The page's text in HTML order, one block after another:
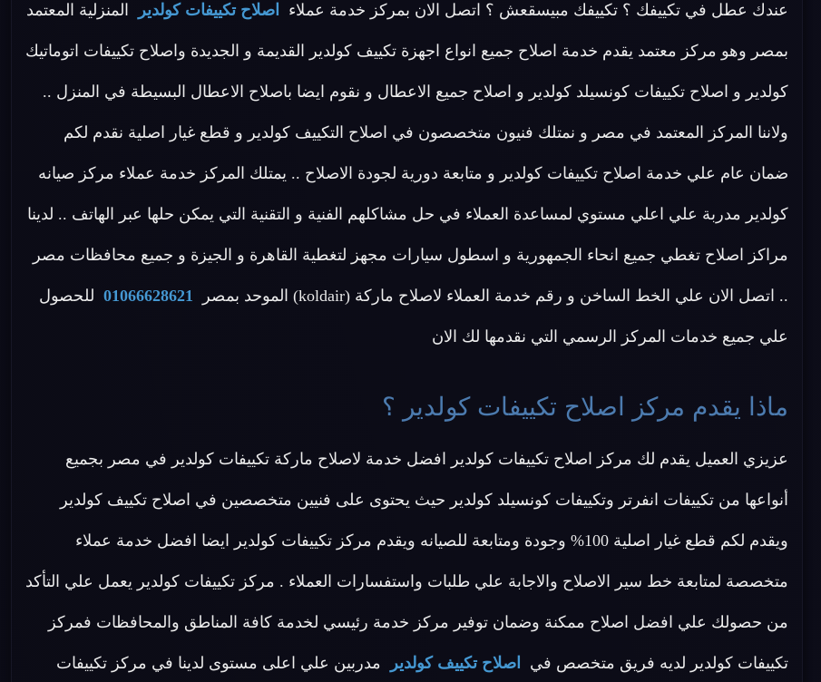
عندك عطل في تكييفك ؟ تكييفك مبيسقعش ؟ اتصل الان بمركز خدمة عملاء اصلاح تكييفات كولدير المنزلية المعتمد
بمصر وهو مركز معتمد يقدم خدمة اصلاح جميع انواع اجهزة تكييف كولدير القديمة و الجديدة واصلاح تكييفات اتوماتيك
كولدير و اصلاح تكييفات كونسيلد كولدير و اصلاح جميع الاعطال و نقوم ايضا باصلاح الاعطال البسيطة في المنزل ..
ولاننا المركز المعتمد في مصر و نمتلك فنيون متخصصون في اصلاح التكييف كولدير و قطع غيار اصلية نقدم لكم
ضمان عام علي خدمة اصلاح تكييفات كولدير و متابعة دورية لجودة الاصلاح .. يمتلك المركز خدمة عملاء مركز صيانه
كولدير مدربة علي اعلي مستوي لمساعدة العملاء في حل مشاكلهم الفنية و التقنية التي يمكن حلها عبر الهاتف .. لدينا
مراكز اصلاح تغطي جميع انحاء الجمهورية و اسطول سيارات مجهز لتغطية القاهرة و الجيزة و جميع محافظات مصر
.. اتصل الان علي الخط الساخن و رقم خدمة العملاء لاصلاح ماركة (koldair) الموحد بمصر 01066628621 للحصول
علي جميع خدمات المركز الرسمي التي نقدمها لك الان
ماذا يقدم مركز اصلاح تكييفات كولدير ؟
عزيزي العميل يقدم لك مركز اصلاح تكييفات كولدير افضل خدمة لاصلاح ماركة تكييفات كولدير في مصر بجميع
أنواعها من تكييفات انفرتر وتكييفات كونسيلد كولدير حيث يحتوى على فنيين متخصصين في اصلاح تكييف كولدير
ويقدم لكم قطع غيار اصلية 100% وجودة ومتابعة للصيانه ويقدم مركز تكييفات كولدير ايضا افضل خدمة عملاء
متخصصة لمتابعة خط سير الاصلاح والاجابة علي طلبات واستفسارات العملاء . مركز تكييفات كولدير يعمل علي التأكد
من حصولك علي افضل اصلاح ممكنة وضمان توفير مركز خدمة رئيسي لخدمة كافة المناطق والمحافظات فمركز
تكييفات كولدير لديه فريق متخصص في اصلاح تكييف كولدير مدربين علي اعلى مستوى لدينا في مركز تكييفات